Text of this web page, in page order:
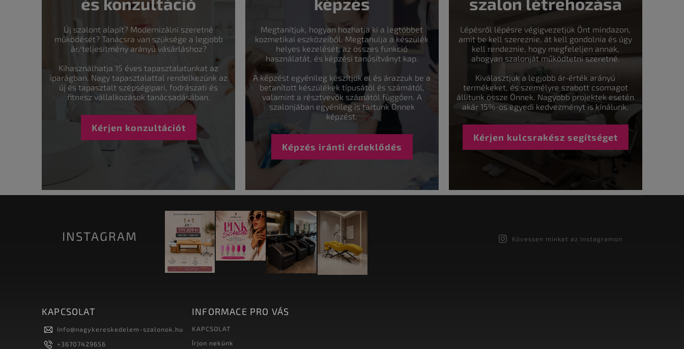
Új szalont alapít? Modernizálni szeretné
működését? Tanácsra van szüksége a legjobb
ár/teljesítmény arányú vásárláshoz?
Kihasználhatja 15 éves tapasztalatunkat az
iparágban. Nagy tapasztalattal rendelkezünk az
új és tapasztalt szépségipari, fodrászati és
fitnesz vállalkozások tanácsadásában.
Kérjen konzultációt
Megtanítjuk, hogyan hozhatja ki a legtöbbet
kozmetikai eszközeiből. Megtanulja a készülék
helyes kezelését, az összes funkció
használatát, és képzési tanúsítványt kap.
A képzést egyénileg készítjük el és árazzuk be a
betanított készülékek típusától és számától,
valamint a résztvevők számától függően. A
szalonjában egyénileg is tartunk Önnek
képzést.
Képzés iránti érdeklődés
Lépésről lépésre végigvezetjük Önt mindazon,
amit be kell szereznie, át kell gondolnia és úgy
kell rendeznie, hogy megfeleljen annak,
ahogyan szalonját működtetni szeretné.
Kiválasztjuk a legjobb ár-érték arányú
termékeket, és személyre szabott csomagot
állítunk össze Önnek. Nagyobb projektek esetén
akár 15%-os egyedi kedvezményt is kínálunk.
Kérjen kulcsrakész segítséget
INSTAGRAM Kövessen minket az Instagramon
KAPCSOLAT
Info@nagykereskedelem-szalonok.hu
+36707429656
INFORMACE PRO VÁS
KAPCSOLAT
Írjon nekünk